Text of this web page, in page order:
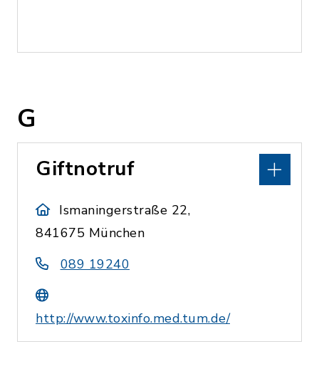
G
Giftnotruf
Ismaningerstraße 22,
841675 München
089 19240
http://www.toxinfo.med.tum.de/